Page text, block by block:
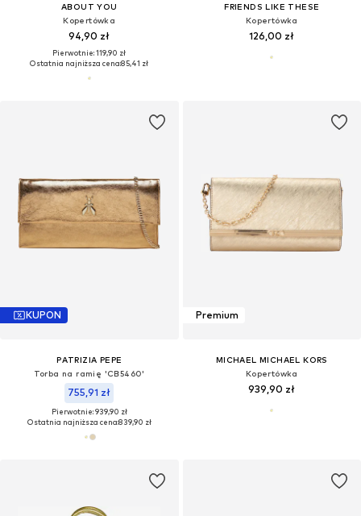
ABOUT YOU
Kopertówka
94,90 zł
Pierwotnie: 119,90 zł
Ostatnia najniższa cena:85,41 zł
FRIENDS LIKE THESE
Kopertówka
126,00 zł
KUPON
PATRIZIA PEPE
Torba na ramię 'CB5460'
755,91 zł
Pierwotnie: 939,90 zł
Ostatnia najniższa cena:839,90 zł
Premium
MICHAEL MICHAEL KORS
Kopertówka
939,90 zł